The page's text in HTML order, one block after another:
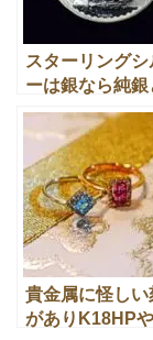
スターリングシ
ーは銀なら純銀
が違うのか気に
ます！
貴金属に怪しい
がありK18HPや